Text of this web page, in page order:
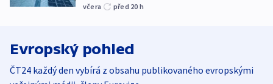
včera před 20 h
Evropský pohled
ČT24 každý den vybírá z obsahu publikovaného evropskými